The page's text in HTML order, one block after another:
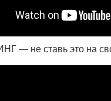
— не ставь это на